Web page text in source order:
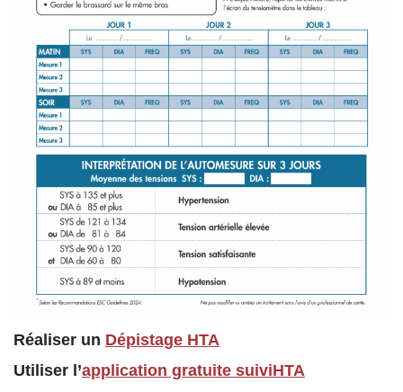
Réaliser un Dépistage HTA
Utiliser l’application gratuite suiviHTA